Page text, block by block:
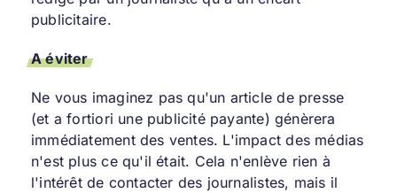
publicitaire.
A éviter
Ne vous imaginez pas qu'un article de presse
(et a fortiori une publicité payante) génèrera
immédiatement des ventes. L'impact des médias
n'est plus ce qu'il était. Cela n'enlève rien à
l'intérêt de contacter des journalistes, mais il